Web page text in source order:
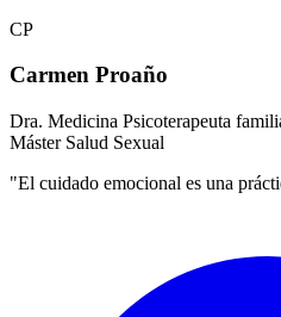
CP
Carmen Proaño
Dra. Medicina Psicoterapeuta
Máster Salud Sexual
"El cuidado emocional es una